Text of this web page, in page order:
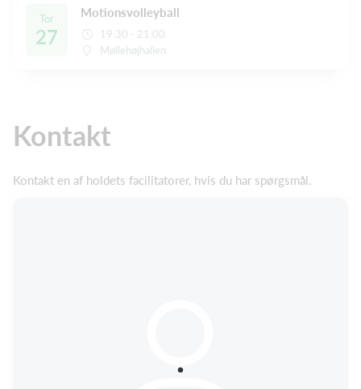
Tor
27
Motionsvolleyball
19:30 - 21:00
Møllehøjhallen
Kontakt
Kontakt en af holdets facilitatorer, hvis du har spørgsmål.